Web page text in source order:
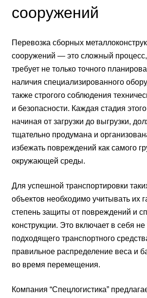
сооружений
Перевозка сборных
сооружений — это сложный
требует не только точного
наличия специализированного
также строгого соблюдения
и безопасности. Каждая стадия
начиная от загрузки до выгрузки,
тщательно продумана и
избежать повреждений как самого
окружающей среды.
Для успешной транспортировки
объектов необходимо учитывать их
степень защиты от повреждений и
конструкции. Это включает в себя
подходящего транспортного
правильное распределение веса и
во время перемещения.
Компания “Спецлогистика”